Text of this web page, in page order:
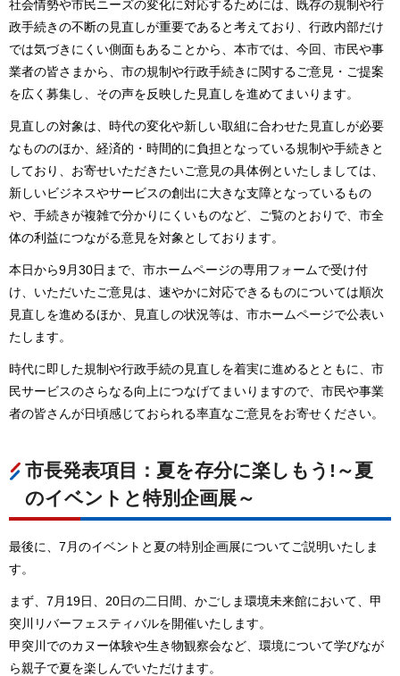
社会情勢や市民ニーズの変化に対応するためには、既存の規制や行
政手続きの不断の見直しが重要であると考えており、行政内部だけ
では気づきにくい側面もあることから、本市では、今回、市民や事
業者の皆さまから、市の規制や行政手続きに関するご意見・ご提案
を広く募集し、その声を反映した見直しを進めてまいります。
見直しの対象は、時代の変化や新しい取組に合わせた見直しが必要
なもののほか、経済的・時間的に負担となっている規制や手続きと
しており、お寄せいただきたいご意見の具体例といたしましては、
新しいビジネスやサービスの創出に大きな支障となっているもの
や、手続きが複雑で分かりにくいものなど、ご覧のとおりで、市全
体の利益につながる意見を対象としております。
本日から9月30日まで、市ホームページの専用フォームで受け付
け、いただいたご意見は、速やかに対応できるものについては順次
見直しを進めるほか、見直しの状況等は、市ホームページで公表い
たします。
時代に即した規制や行政手続の見直しを着実に進めるとともに、市
民サービスのさらなる向上につなげてまいりますので、市民や事業
者の皆さんが日頃感じておられる率直なご意見をお寄せください。
市長発表項目：夏を存分に楽しもう!～夏
のイベントと特別企画展～
最後に、7月のイベントと夏の特別企画展についてご説明いたしま
す。
まず、7月19日、20日の二日間、かごしま環境未来館において、甲
突川リバーフェスティバルを開催いたします。
甲突川でのカヌー体験や生き物観察会など、環境について学びなが
ら親子で夏を楽しんでいただけます。